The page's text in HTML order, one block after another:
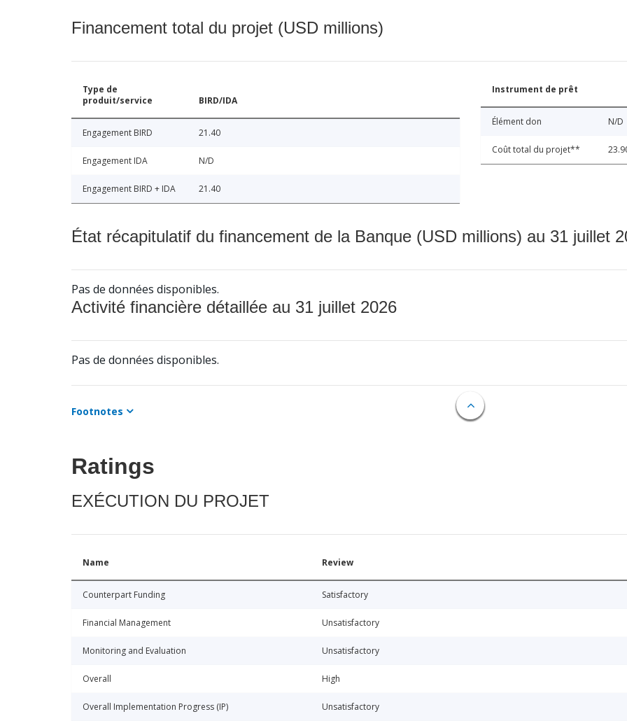
Financement total du projet (USD millions)
Type de
produit/service
BIRD/IDA
Engagement BIRD 21.40
Engagement IDA N/D
Engagement BIRD + IDA 21.40
Instrument de prêt
Élément don N/D
Coût total du projet**
État récapitulatif du financement de la Banque (USD millions) au 31 juillet
Pas de données disponibles.
Activité financière détaillée au 31 juillet 2026
Pas de données disponibles.
Footnotes
Ratings
EXÉCUTION DU PROJET
Name Review
Counterpart Funding Satisfactory
Financial Management Unsatisfactory
Monitoring and Evaluation Unsatisfactory
Overall High
Overall Implementation Progress (IP) Unsatisfactory